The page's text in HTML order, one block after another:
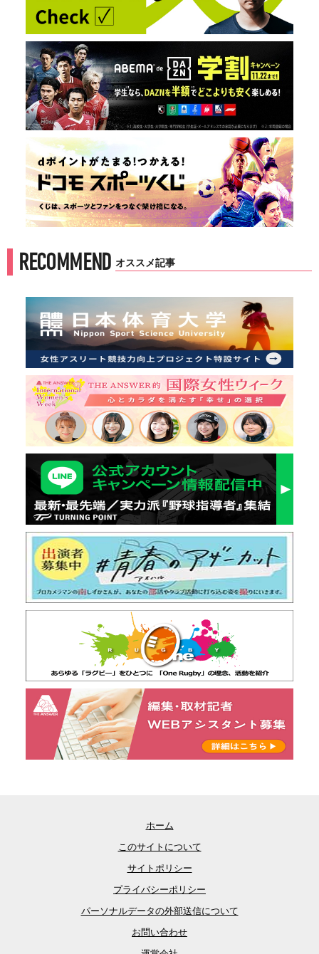
RECOMMEND オススメ記事
ホーム
このサイトについて
サイトポリシー
プライバシーポリシー
パーソナルデータの外部送信について
お問い合わせ